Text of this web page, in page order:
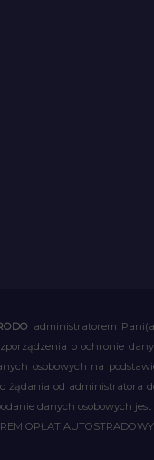
administratorem
o ochronie
osobowych na
żądania od administratora
danych osobowych
OPŁAT